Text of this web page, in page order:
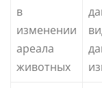
в
изменении
ареала
животных